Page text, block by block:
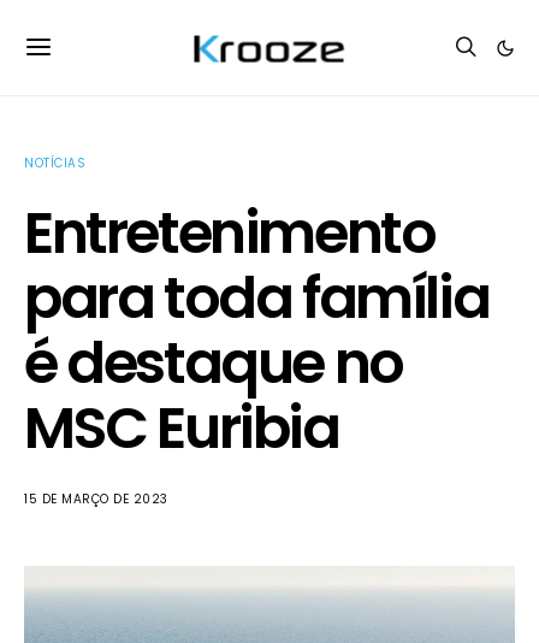
NOTÍCIAS
Entretenimento
para toda família
é destaque no
MSC Euribia
15 DE MARÇO DE 2023